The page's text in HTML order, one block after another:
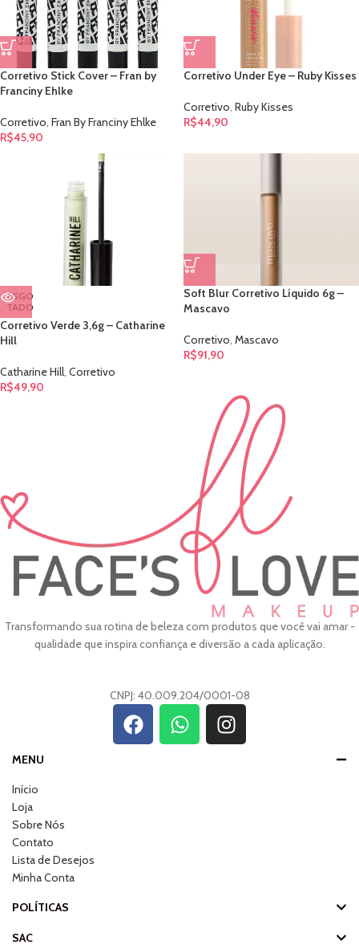
Corretivo Stick Cover – Fran by
Franciny Ehlke
Corretivo, Fran By Franciny Ehlke
R$45,90
Corretivo Under Eye – Ruby Kisses
Corretivo, Ruby Kisses
R$44,90
ESGO
TADO
Corretivo Verde 3,6g – Catharine
Hill
Catharine Hill, Corretivo
R$49,90
Soft Blur Corretivo Líquido 6g –
Mascavo
Corretivo, Mascavo
R$91,90
Transformando sua rotina de beleza com produtos que você vai amar -
qualidade que inspira confiança e diversão a cada aplicação.
CNPJ: 40.009.204/0001-08
MENU
Início
Loja
Sobre Nós
Contato
Lista de Desejos
Minha Conta
POLÍTICAS
SAC